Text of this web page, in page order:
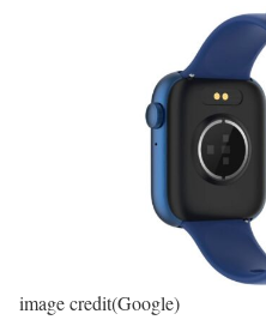
image credit(Google)